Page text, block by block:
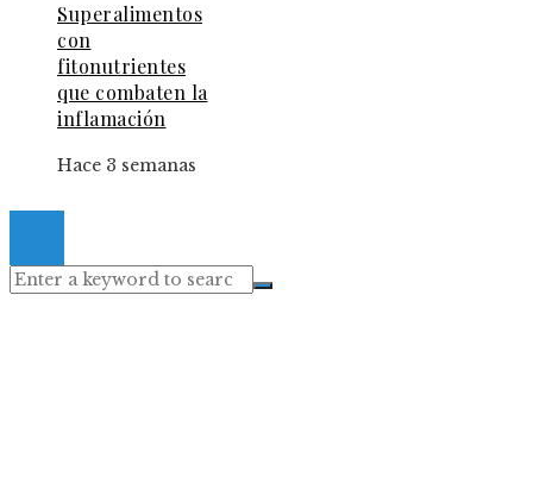
Superalimentos
con
fitonutrientes
que combaten la
inflamación
Hace 3 semanas